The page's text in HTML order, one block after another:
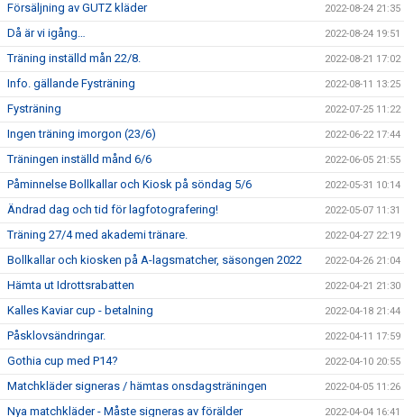
Försäljning av GUTZ kläder 2022-08-24 21:35
Då är vi igång… 2022-08-24 19:51
Träning inställd mån 22/8. 2022-08-21 17:02
Info. gällande Fysträning 2022-08-11 13:25
Fysträning 2022-07-25 11:22
Ingen träning imorgon (23/6) 2022-06-22 17:44
Träningen inställd månd 6/6 2022-06-05 21:55
Påminnelse Bollkallar och Kiosk på söndag 5/6 2022-05-31 10:14
Ändrad dag och tid för lagfotografering! 2022-05-07 11:31
Träning 27/4 med akademi tränare. 2022-04-27 22:19
Bollkallar och kiosken på A-lagsmatcher, säsongen 2022 2022-04-26 21:04
Hämta ut Idrottsrabatten 2022-04-21 21:30
Kalles Kaviar cup - betalning 2022-04-18 21:44
Påsklovsändringar. 2022-04-11 17:59
Gothia cup med P14? 2022-04-10 20:55
Matchkläder signeras / hämtas onsdagsträningen 2022-04-05 11:26
Nya matchkläder - Måste signeras av förälder 2022-04-04 16:41